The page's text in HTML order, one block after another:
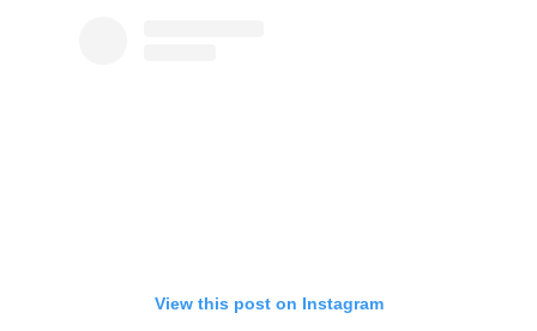
View this post on Instagram